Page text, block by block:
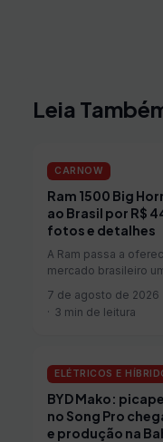
Leia
CARNOW
Ram 1500 Big
ao Brasil por R$
fotos e detalhes
A Ram passa a
mercado brasileiro
Batizada de Big Horn,
chega às
configurações
Night Edition. Co...
7 de agosto de 2026
3 min de leitura
ELÉTRICOS E
BYD Mako:
no Song Pro
e produção na